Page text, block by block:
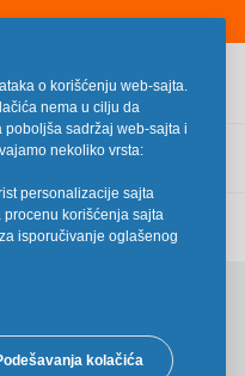
o korišćenju web-sajta.
nema u cilju da
sadržaj web-sajta i
nekoliko vrsta:
personalizacije sajta
procenu korišćenja sajta
isporučivanje oglašenog
kolačića